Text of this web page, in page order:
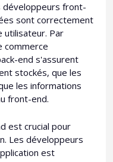
développeurs front-
sont correctement
utilisateur. Par
commerce
end s'assurent
stockés, que les
les informations
front-end.
est crucial pour
Les développeurs
est